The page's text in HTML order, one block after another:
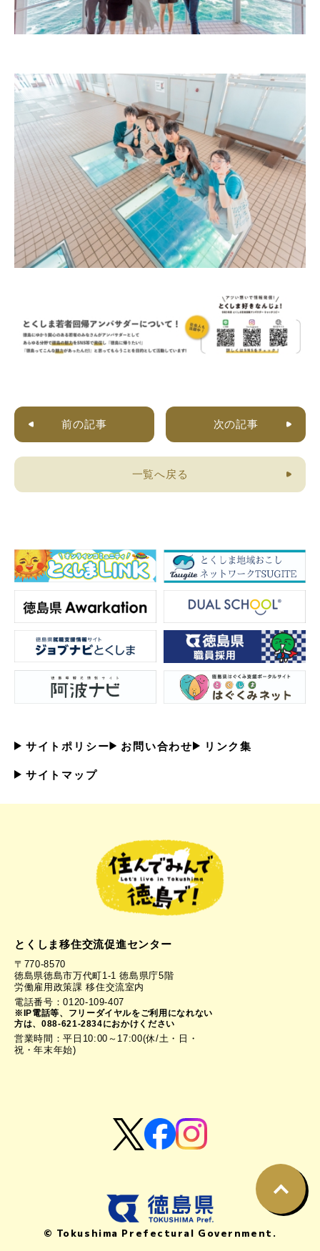
前の記事 次の記事
一覧へ戻る
サイトポリシー お問い合わせ リンク集
サイトマップ
とくしま移住交流促進センター
〒770-8570
徳島県徳島市万代町1-1 徳島県庁5階
労働雇用政策課 移住交流室内
電話番号：0120-109-407
※IP電話等、フリーダイヤルをご利用になれない
方は、088-621-2834におかけください
営業時間：平日10:00～17:00(休/土・日・
祝・年末年始)
© Tokushima Prefectural Government.